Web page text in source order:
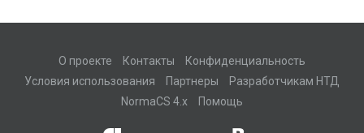
О проекте Контакты
Конфиденциальность
Условия использования
Партнеры
Разработчикам НТД
NormaCS 4.x
Помощь